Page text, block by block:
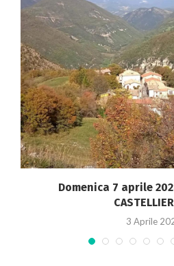
Domenica 7 aprile
3 Aprile